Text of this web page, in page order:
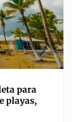
para
playas,